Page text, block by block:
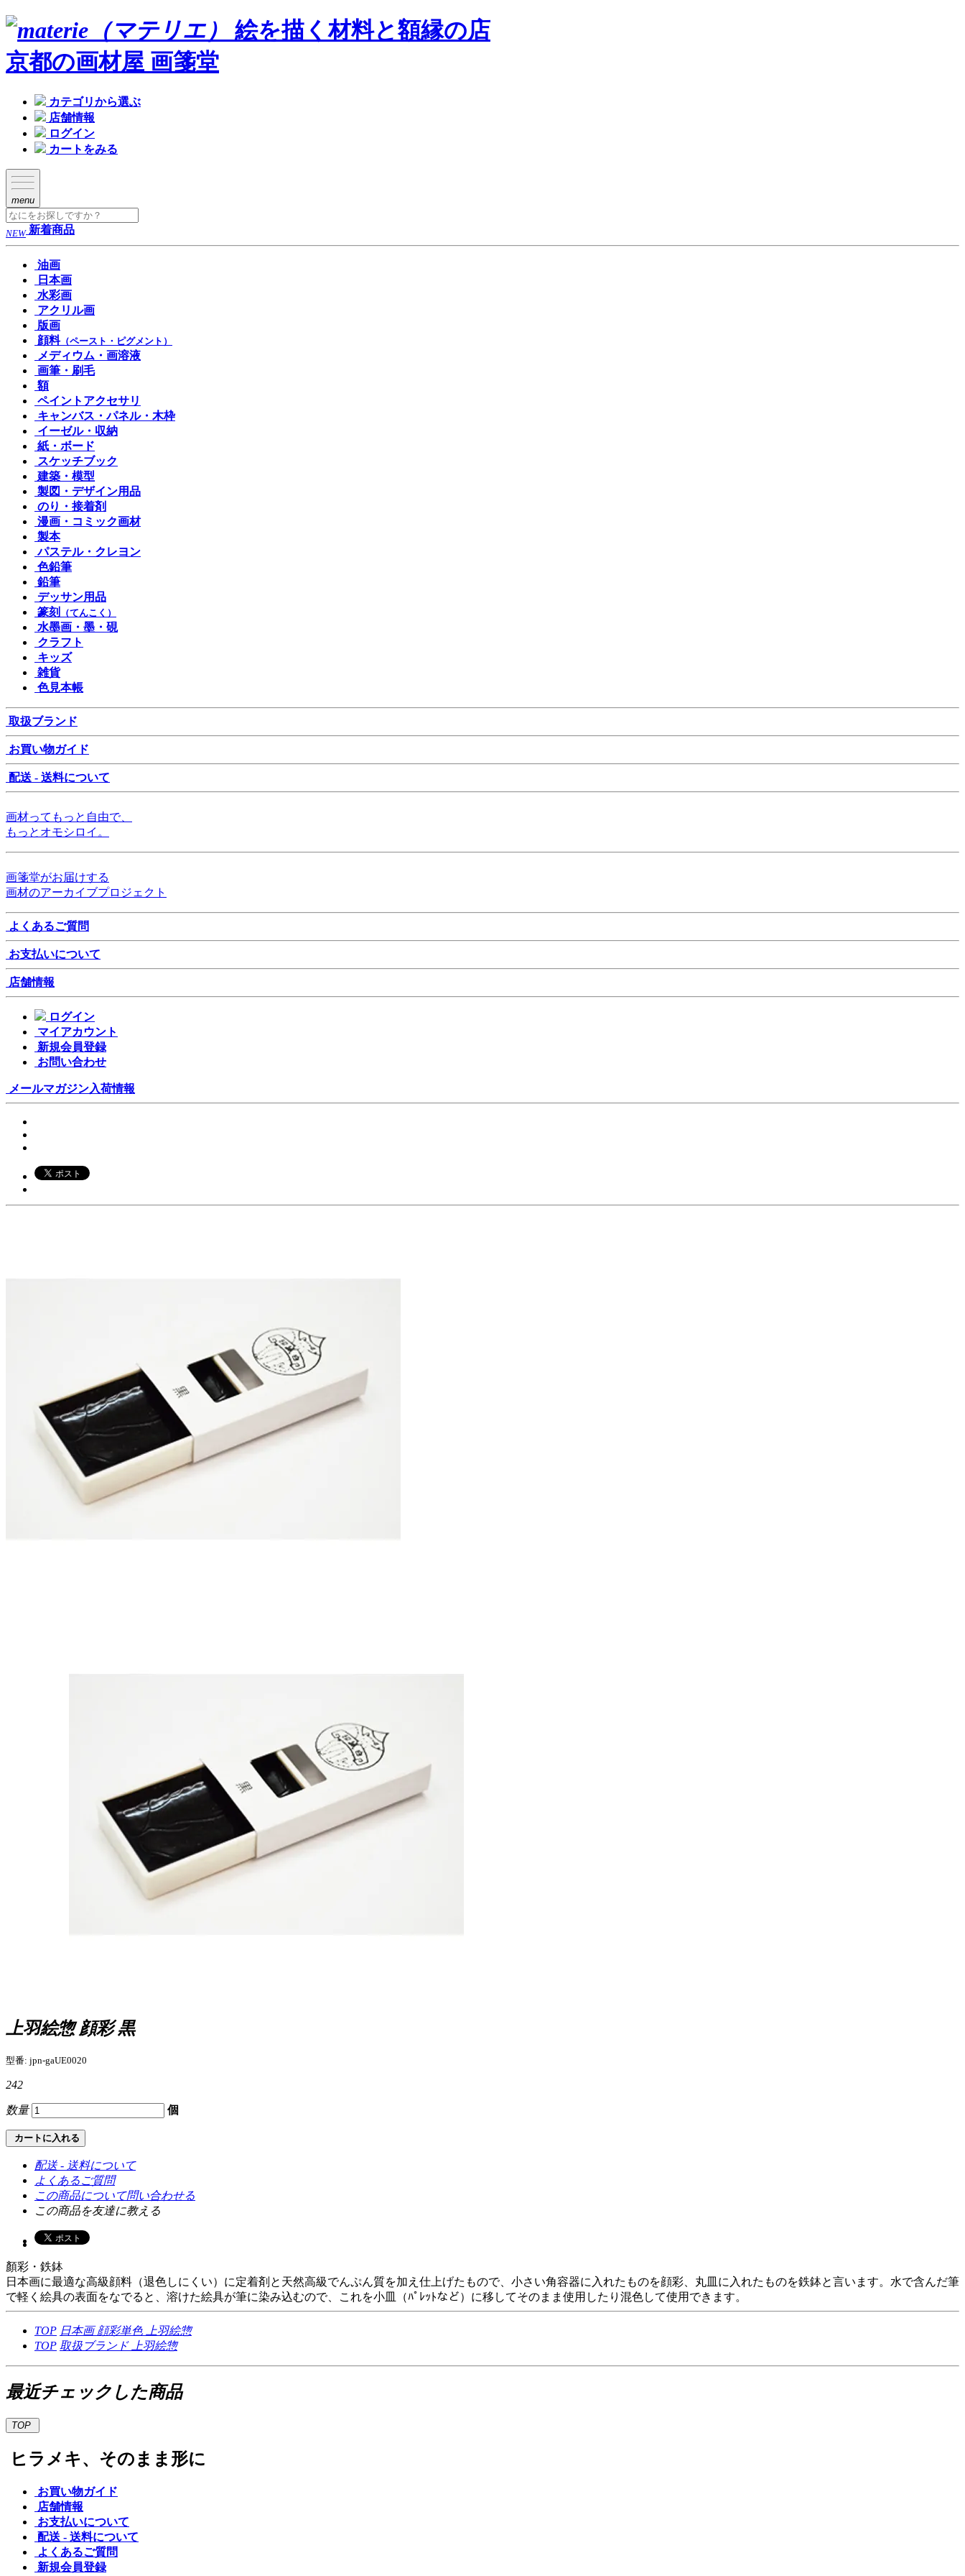
絵を描く材料と額縁の店
京都の画材屋 画箋堂
カテゴリから選ぶ
店舗情報
ログイン
カートをみる
menu
NEW 新着商品
油画
日本画
水彩画
アクリル画
版画
顔料（ペースト・ピグメント）
メディウム・画溶液
画筆・刷毛
額
ペイントアクセサリ
キャンバス・パネル・木枠
イーゼル・収納
紙・ボード
スケッチブック
建築・模型
製図・デザイン用品
のり・接着剤
漫画・コミック画材
製本
パステル・クレヨン
色鉛筆
鉛筆
デッサン用品
篆刻
（てんこく）
水墨画・墨・硯
クラフト
キッズ
雑貨
色見本帳
取扱ブランド
お買い物ガイド
配送 - 送料について
画材ってもっと自由で、
もっとオモシロイ。
画箋堂がお届けする
画材のアーカイブプロジェクト
よくあるご質問
お支払いについて
店舗情報
ログイン
マイアカウント
新規会員登録
お問い合わせ
メールマガジン入荷情報
上羽絵惣 顔彩 黒
型番: jpn-gaUE0020
242
数量 個
カートに入れる
配送 - 送料について
よくあるご質問
この商品について問い合わせる
この商品を友達に教える
顏彩・鉄鉢
日本画に最適な高級顔料（退色しにくい）に定着剤と天然高級でんぷん質を加え仕上げたもので、小さい角容器に入れたものを顔彩、丸皿に入れたものを鉄鉢と言います。水で含んだ筆
で軽く絵具の表面をなでると、溶けた絵具が筆に染み込むので、これを小皿（ﾊﾟﾚｯﾄなど）に移してそのまま使用したり混色して使用できます。
TOP 日本画顔彩単色
上羽絵惣
TOP 取扱ブランド 上羽絵惣
最近チェックした商品
TOP
ヒラメキ、そのまま形に
お買い物ガイド
店舗情報
お支払いについて
配送 - 送料について
よくあるご質問
新規会員登録